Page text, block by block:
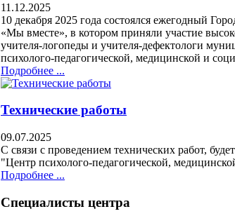
11.12.2025
10 декабря 2025 года состоялся ежегодный
«Мы вместе», в котором приняли участие
учителя-логопеды и учителя-дефектологи
психолого-педагогической, медицинской и
Подробнее ...
Технические работы
09.07.2025
С связи с проведением технических работ,
"Центр психолого-педагогической,
Подробнее ...
Специалисты центра